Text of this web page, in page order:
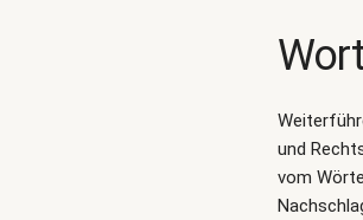
und
vom